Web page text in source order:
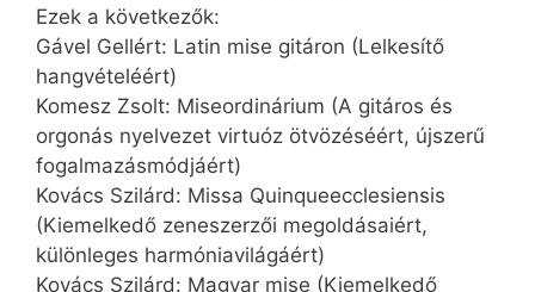
Ezek a következők:
Gável Gellért: Latin mise gitáron (Lelkesítő
hangvételéért)
Komesz Zsolt: Miseordinárium (A gitáros és
orgonás nyelvezet virtuóz ötvözéséért, újszerű
fogalmazásmódjáért)
Kovács Szilárd: Missa Quinqueeccle­siensis
(Kiemelkedő zeneszerzői megoldásaiért,
különleges harmóniavilágáért)
Kovács Szilárd: Magyar mise (Kiemelkedő